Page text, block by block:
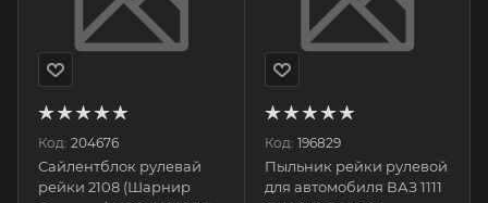
Код: 204676
Сайлентблок рулевай
рейки 2108 (Шарнир
Код: 196829
Пыльник рейки рулевой
для автомобиля ВАЗ 1111